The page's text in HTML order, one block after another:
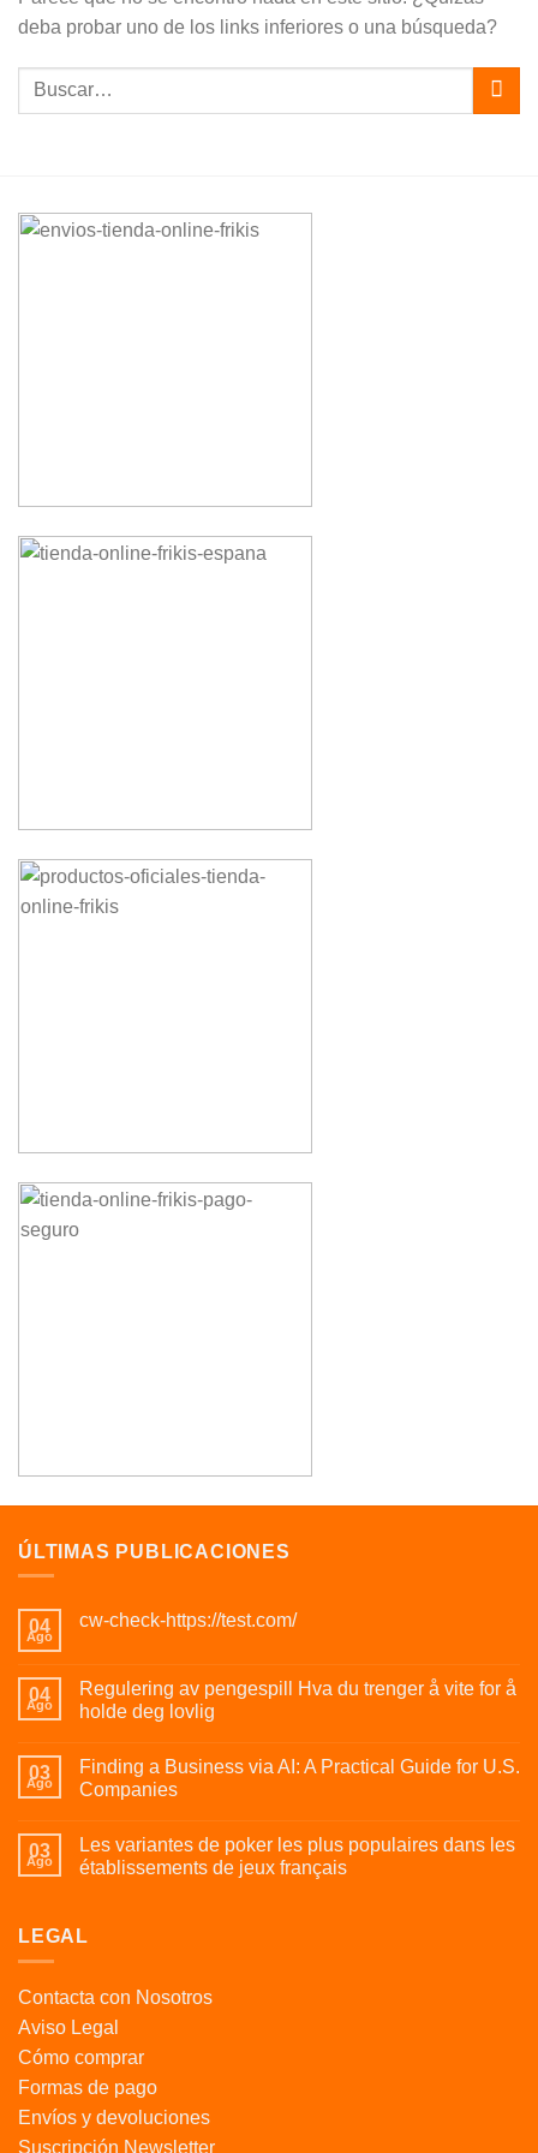
deba probar uno de los links inferiores o una búsqueda?
ÚLTIMAS PUBLICACIONES
04
Ago
cw-check-https://test.com/
04
Ago
Regulering av pengespill Hva du trenger å vite for å
holde deg lovlig
03
Ago
Finding a Business via AI: A Practical Guide for U.S.
Companies
03
Ago
Les variantes de poker les plus populaires dans les
établissements de jeux français
LEGAL
Contacta con Nosotros
Aviso Legal
Cómo comprar
Formas de pago
Envíos y devoluciones
Suscripción Newsletter